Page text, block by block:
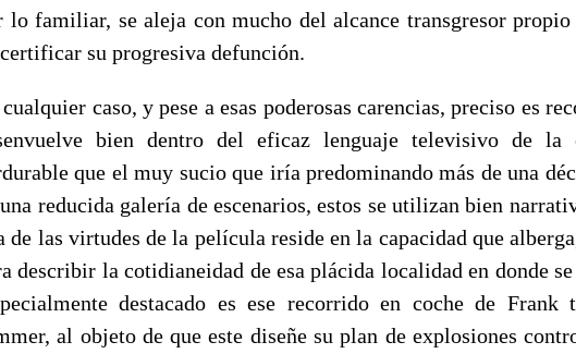
lo familiar, se aleja con mucho del alcance transgresor
su progresiva defunción.
caso, y pese a esas poderosas carencias, preciso es
bien dentro del eficaz lenguaje televisivo de la
que el muy sucio que iría predominando más de una
reducida galería de escenarios, estos se utilizan bien
de las virtudes de la película reside en la capacidad que
describir la cotidianeidad de esa plácida localidad en donde
destacado es ese recorrido en coche de
al objeto de que este diseñe su plan de explosiones